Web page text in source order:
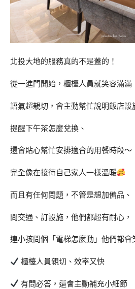
北投大地的服務真的不是蓋的！
從一進門開始，櫃檯人員就笑容滿滿
語氣超親切，會主動幫忙說明飯店設
提醒下午茶怎麼兌換、
還會貼心幫忙安排適合的用餐時段～
完全像在接待自己家人一樣溫暖
而且有任何問題，不管是想加備品、
問交通、訂設施，他們都超有耐心，
連小孩問個「電梯怎麼動」他們都會
櫃檯人員親切、效率又快
有問必答，還會主動補充小細節